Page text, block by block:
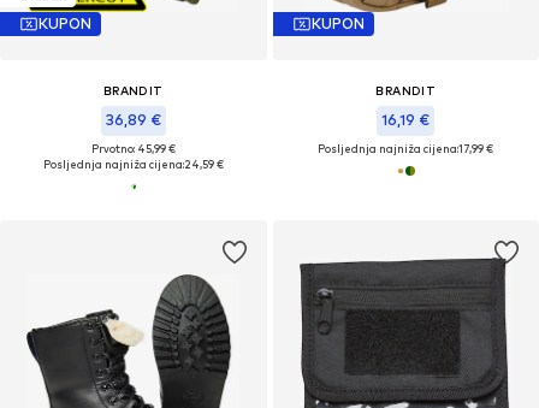
KUPON
BRANDIT
36,89 €
Prvotno: 45,99 €
Posljednja najniža cijena:24,59 €
KUPON
BRANDIT
16,19 €
Posljednja najniža cijena:17,99 €